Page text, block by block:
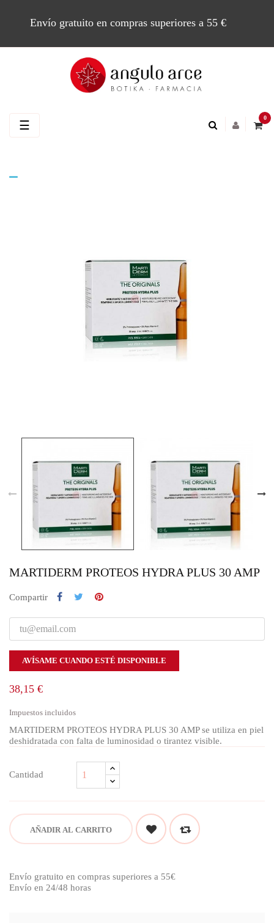
Envío gratuito en compras superiores a 55 €
0
Navegación
☰
MARTIDERM PROTEOS HYDRA PLUS 30 AMP
Compartir
AVÍSAME CUANDO ESTÉ DISPONIBLE
38,15 €
Impuestos incluidos
MARTIDERM PROTEOS HYDRA PLUS 30 AMP se utiliza en piel
deshidratada con falta de luminosidad o tirantez visible.
Cantidad
AÑADIR AL CARRITO
Envío gratuito en compras superiores a 55€
Envío en 24/48 horas